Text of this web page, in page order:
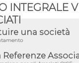
INTEGRALE
una società